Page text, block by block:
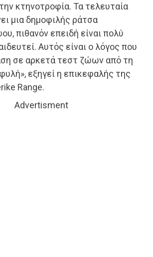
κτηνοτροφία. Τα τελευταία
μια δημοφιλής ράτσα
πιθανόν επειδή είναι πολύ
Αυτός είναι ο λόγος που
σε αρκετά τεστ ζώων από τη
εξηγεί η επικεφαλής της
Range.
Advertisment